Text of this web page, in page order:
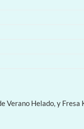
Helado, y